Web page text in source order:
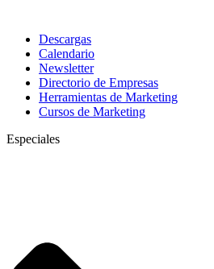
Descargas
Calendario
Newsletter
Directorio de Empresas
Herramientas de Marketing
Cursos de Marketing
Especiales